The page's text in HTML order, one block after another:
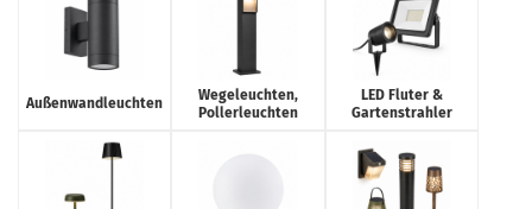
Außenwandleuchten
Wegeleuchten,
Pollerleuchten
LED Fluter &
Gartenstrahler